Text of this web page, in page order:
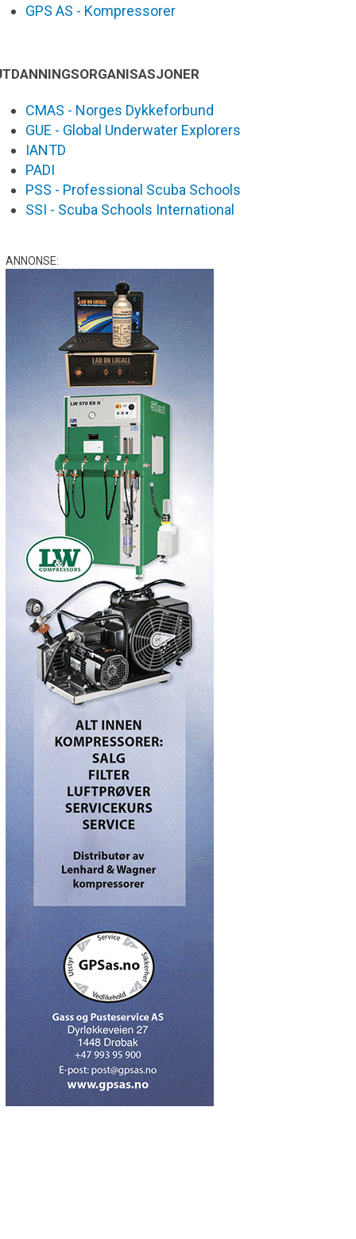
GPS AS - Kompressorer
CMAS - Norges Dykkeforbund
GUE - Global Underwater Explorers
IANTD
PADI
PSS - Professional Scuba Schools
SSI - Scuba Schools International
ANNONSE: